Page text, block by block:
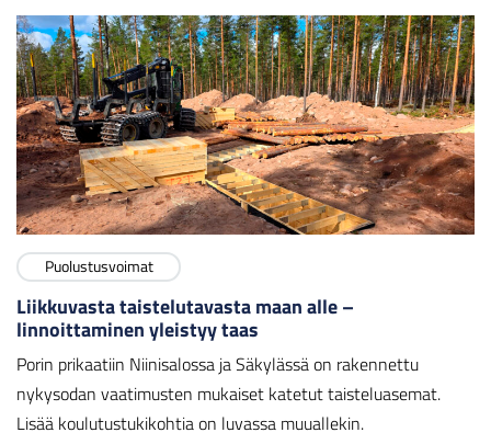
Puolustusvoimat
Liikkuvasta taistelutavasta maan alle –
linnoittaminen yleistyy taas
Porin prikaatiin Niinisalossa ja Säkylässä on rakennettu
nykysodan vaatimusten mukaiset katetut taisteluasemat.
Lisää koulutustukikohtia on luvassa muuallekin.